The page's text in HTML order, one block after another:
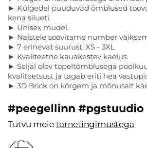
► Külgedel puuduvad õmblused
kena silueti.
► Unisex mudel.
► Naistele soovitame number
► 7 erinevat suurust: XS - 3XL
► Kvaliteetne kauakestev kaelus.
► Seljal olev topeltõmblusega
kvaliteetsust ja tagab eriti hea
► 3D Brick on kõrgem ja mõnusalt
#peegellinn #pgstuudio
Tutvu meie tarnetingimustega